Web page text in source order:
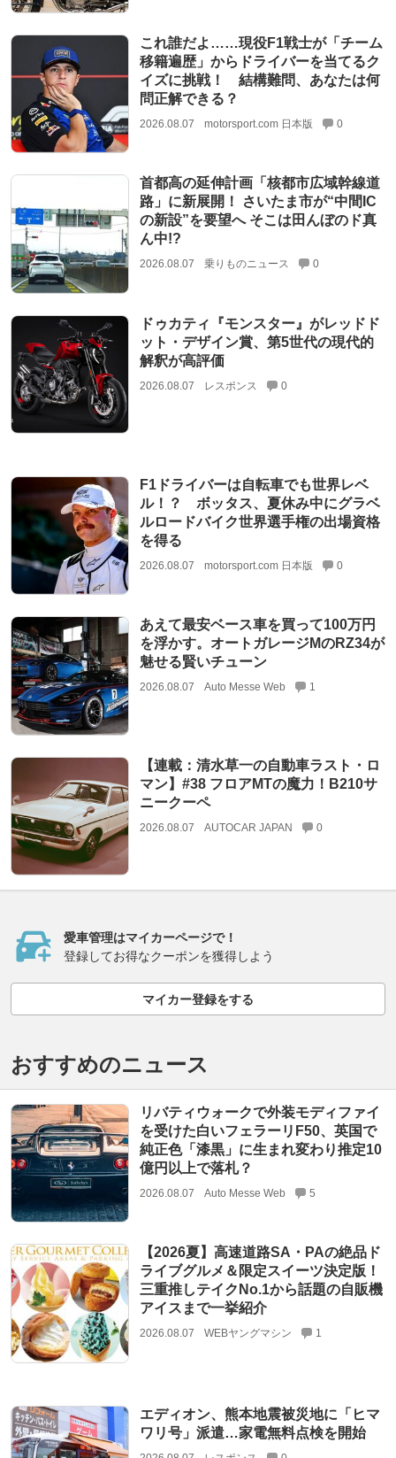
これ誰だよ……現役F1戦士が「チーム
移籍遍歴」からドライバーを当てるク
イズに挑戦！ 結構難問、あなたは何
問正解できる？
2026.08.07 motorsport.com 日本版 0
首都高の延伸計画「核都市広域幹線道
路」に新展開！ さいたま市が“中間IC
の新設”を要望へ そこは田んぼのド真
ん中!?
2026.08.07 乗りものニュース 0
ドゥカティ『モンスター』がレッドド
ット・デザイン賞、第5世代の現代的
解釈が高評価
2026.08.07 レスポンス 0
F1ドライバーは自転車でも世界レベ
ル！？ ボッタス、夏休み中にグラベ
ルロードバイク世界選手権の出場資格
を得る
2026.08.07 motorsport.com 日本版 0
あえて最安ベース車を買って100万円
を浮かす。オートガレージMのRZ34が
魅せる賢いチューン
2026.08.07 Auto Messe Web 1
【連載：清水草一の自動車ラスト・ロ
マン】#38 フロアMTの魔力！B210サ
ニークーペ
2026.08.07 AUTOCAR JAPAN 0
愛車管理はマイカーページで！
登録してお得なクーポンを獲得しよう
マイカー登録をする
おすすめのニュース
リバティウォークで外装モディファイ
を受けた白いフェラーリF50、英国で
純正色「漆黒」に生まれ変わり推定10
億円以上で落札？
2026.08.07 Auto Messe Web 5
【2026夏】高速道路SA・PAの絶品ド
ライブグルメ＆限定スイーツ決定版！
三重推しテイクNo.1から話題の自販機
アイスまで一挙紹介
2026.08.07 WEBヤングマシン 1
エディオン、熊本地震被災地に「ヒマ
ワリ号」派遣…家電無料点検を開始